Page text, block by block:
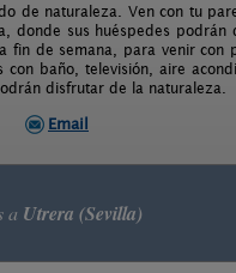
de naturaleza. Ven con tu
donde sus huéspedes
de semana, para venir con
baño, televisión, aire
disfrutar de la naturaleza.
Email
a Utrera (Sevilla)